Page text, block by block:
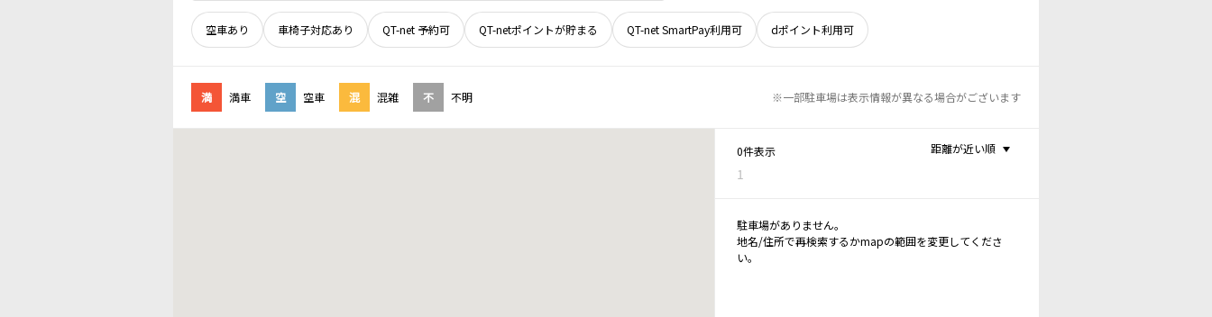
空車あり 車椅子対応あり QT-net 予約可 QT-netポイントが貯まる QT-net SmartPay利用可 dポイント利用可
満 満車 空 空車 混 混雑 不 不明 ※一部駐車場は表示情報が異なる場合がございます
0件表示
1
距離が近い順
駐車場がありません。
地名/住所で再検索するかmapの範囲を変更してくださ
い。